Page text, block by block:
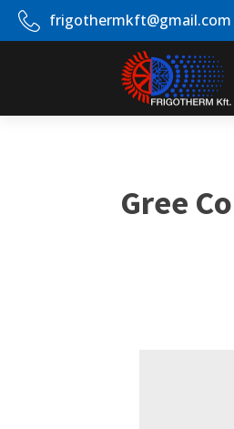
frigothermkft@gmail.com
Gree